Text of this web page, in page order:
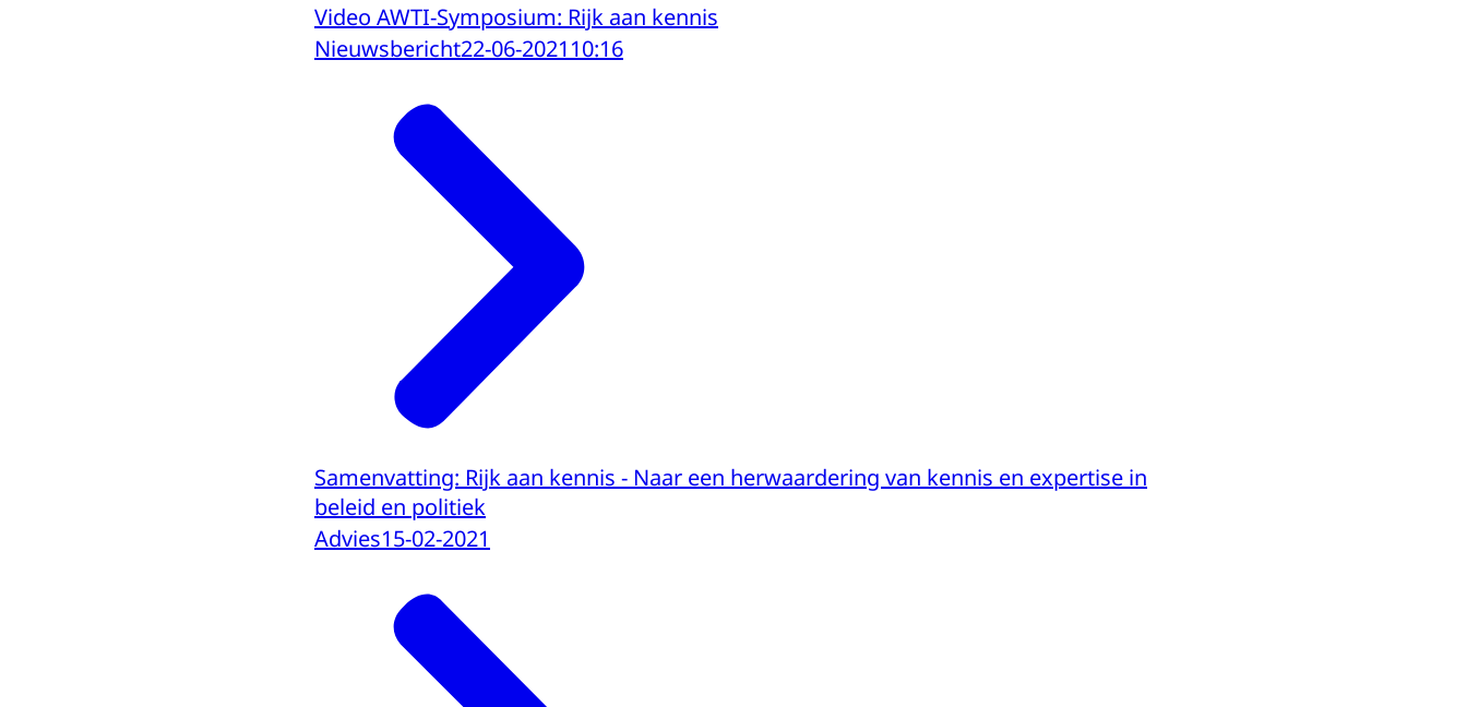
Video AWTI-Symposium: Rijk aan kennis
Nieuwsbericht22-06-202110:16
Samenvatting: Rijk aan kennis - Naar een herwaardering van kennis en expertise in
beleid en politiek
Advies15-02-2021